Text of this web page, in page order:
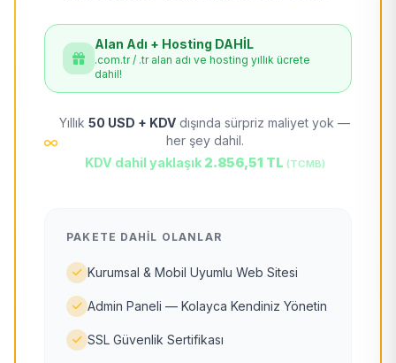
Alan Adı + Hosting DAHİL
.com.tr / .tr alan adı ve hosting yıllık ücrete
dahil!
Yıllık 50 USD + KDV dışında sürpriz maliyet yok —
her şey dahil.
KDV dahil yaklaşık 2.856,51 TL (TCMB)
PAKETE DAHIL OLANLAR
Kurumsal & Mobil Uyumlu Web Sitesi
Admin Paneli — Kolayca Kendiniz Yönetin
SSL Güvenlik Sertifikası